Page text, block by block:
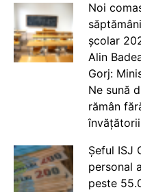
Noi
școlar
Alin
Gorj:
Ne sună
rămân
Șeful ISJ
personal
peste